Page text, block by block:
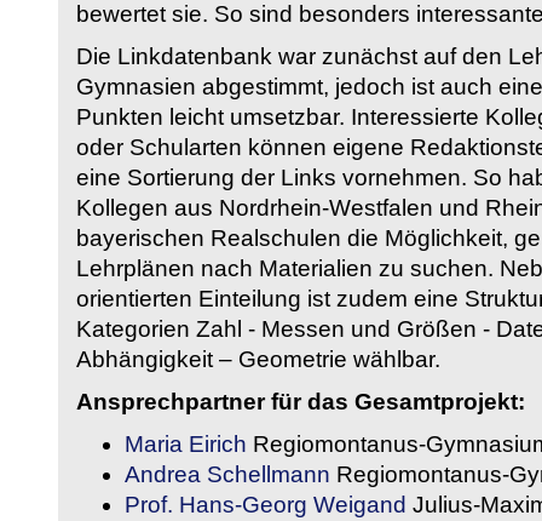
bewertet sie. So sind besonders
Die Linkdatenbank war zunächst auf den
Gymnasien abgestimmt, jedoch ist auch
Punkten leicht umsetzbar. Interessierte
oder Schularten können eigene
eine Sortierung der Links vornehmen. So
Kollegen aus Nordrhein-Westfalen und
bayerischen Realschulen die Möglichkeit,
Lehrplänen nach Materialien zu suchen.
orientierten Einteilung ist zudem eine
Kategorien Zahl - Messen und Größen -
Abhängigkeit – Geometrie wählbar.
Ansprechpartner für das Gesamtprojekt:
Maria Eirich Regiomontanus-
Andrea Schellmann Regiomontanus-
Prof. Hans-Georg Weigand Julius-